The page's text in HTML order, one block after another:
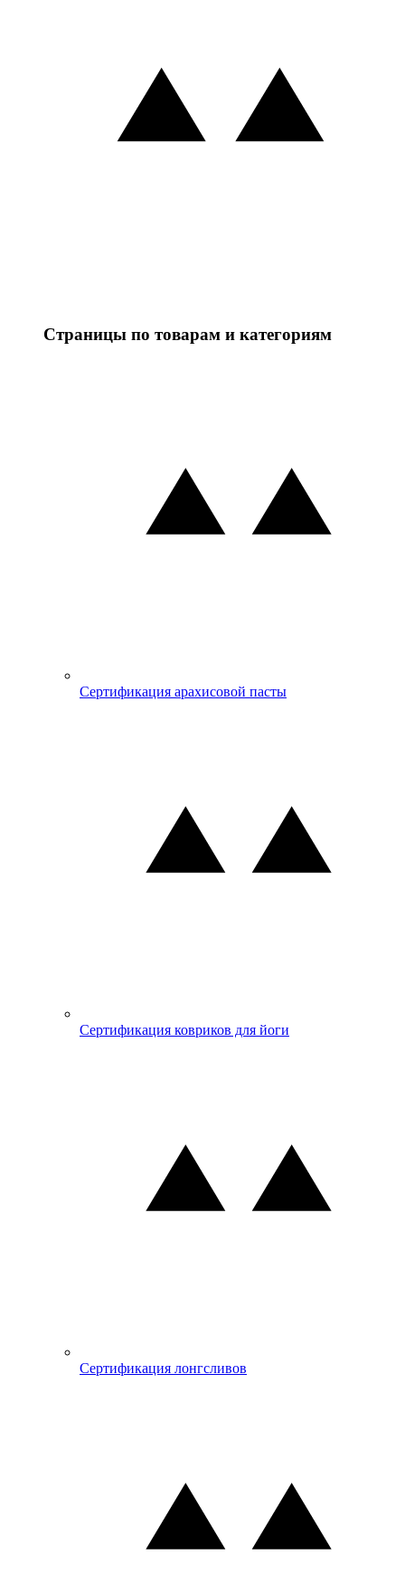
Страницы по товарам и категориям
Сертификация арахисовой пасты
Сертификация ковриков для йоги
Сертификация лонгсливов